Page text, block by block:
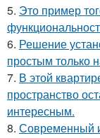
5. Это пример
6. Решение
простым только
7. В этой
пространство
интересным.
8. Современный